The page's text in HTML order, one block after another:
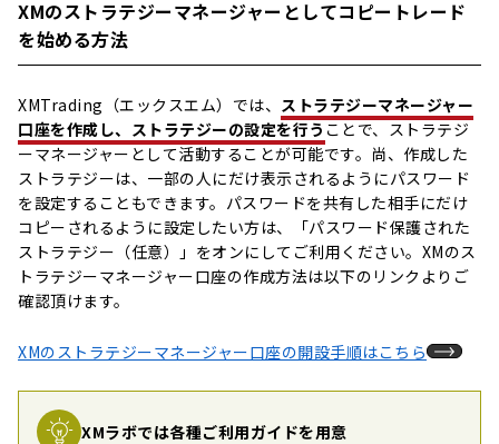
XMのストラテジーマネージャーとしてコピートレード
を始める方法
XMTrading（エックスエム）では、 ストラテジーマネージャー
口座を作成し、ストラテジーの設定を行う ことで、ストラテジ
ーマネージャーとして活動することが可能です。尚、作成した
ストラテジーは、一部の人にだけ表示されるようにパスワード
を設定することもできます。パスワードを共有した相手にだけ
コピーされるように設定したい方は、「パスワード保護された
ストラテジー（任意）」をオンにしてご利用ください。XMのス
トラテジーマネージャー口座の作成方法は以下のリンクよりご
確認頂けます。
XMのストラテジーマネージャー口座の開設手順はこちら
XMラボでは各種ご利用ガイドを用意